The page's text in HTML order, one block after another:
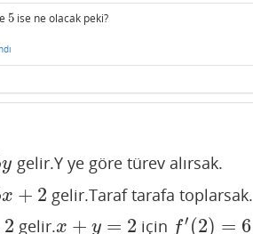
5
5 ise ne olacak peki?
y gelir.Y ye göre türev alırsak.
x + 2 gelir.Taraf tarafa toplarsak.
2 gelir.x + y = 2
x+ y= 2 için f′ (2) = 6
f′(2)=6